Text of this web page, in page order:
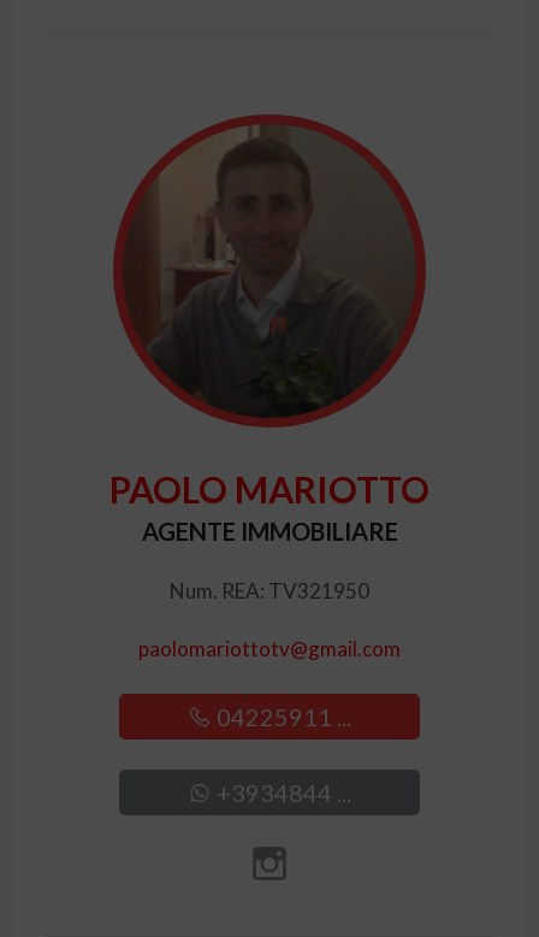
PAOLO MARIOTTO
AGENTE IMMOBILIARE
Num. REA: TV321950
paolomariottotv@gmail.com
04225911 ...
+3934844 ...